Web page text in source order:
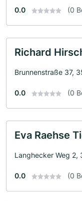
0.0 (0
Richard
Brunnenstraße 37,
0.0 (0
Eva Raehse
Langhecker Weg 2,
0.0 (0